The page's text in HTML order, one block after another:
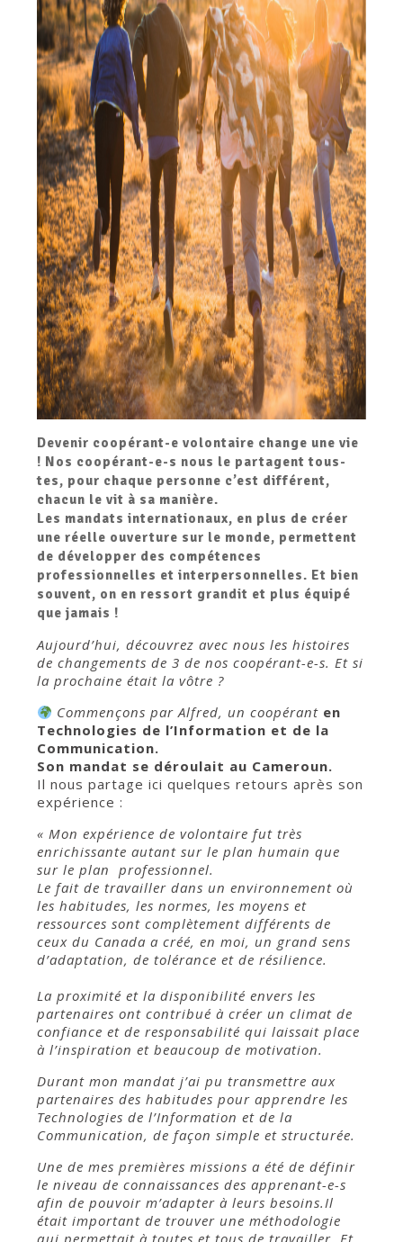
Devenir coopérant-e volontaire change une vie
! Nos coopérant-e-s nous le partagent tous-
tes, pour chaque personne c’est différent,
chacun le vit à sa manière.
Les mandats internationaux, en plus de créer
une réelle ouverture sur le monde, permettent
de développer des compétences
professionnelles et interpersonnelles. Et bien
souvent, on en ressort grandit et plus équipé
que jamais !
Aujourd’hui, découvrez avec nous les histoires
de changements de 3 de nos coopérant-e-s. Et si
la prochaine était la vôtre ?
Commençons parAlfred, un coopérant en
Technologies de l’Information et de la
Communication.
Son mandat se déroulait au Cameroun.
Ilnous partage ici quelques retours après son
expérience :
« Mon expérience de volontaire fut très
enrichissante autant sur le plan humain que
sur le plan professionnel.
Le fait de travailler dans un environnement où
les habitudes, les normes, les moyens et
ressources sont complètement différents de
ceux du Canada a créé, en moi, un grand sens
d’adaptation, de tolérance et de résilience.
La proximité et la disponibilité envers les
partenaires ont contribué à créer un climat de
confiance et de responsabilité qui laissait place
à l’inspiration et beaucoup de motivation.
Durant mon mandat j’ai pu transmettre aux
partenaires des habitudes pour apprendre les
Technologies de l’Information et de la
Communication, de façon simple et structurée.
Une de mes premières missions a été de définir
le niveau de connaissances des apprenant-e-s
afin de pouvoir m’adapter à leurs besoins.Il
était important de trouver une méthodologie
qui permettait à toutes et tous de travailler. Et